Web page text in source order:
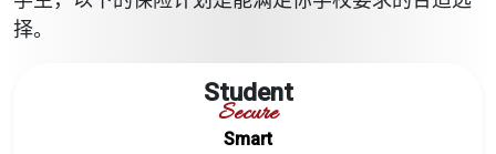
择。
Student
Secure
Smart